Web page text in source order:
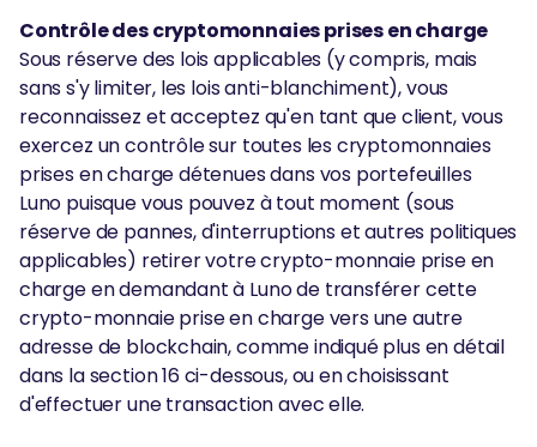
Contrôle des cryptomonnaies prises en charge
Sous réserve des lois applicables (y compris, mais
sans s'y limiter, les lois anti-blanchiment), vous
reconnaissez et acceptez qu'en tant que client, vous
exercez un contrôle sur toutes les cryptomonnaies
prises en charge détenues dans vos portefeuilles
Luno puisque vous pouvez à tout moment (sous
réserve de pannes, d'interruptions et autres politiques
applicables) retirer votre crypto-monnaie prise en
charge en demandant à Luno de transférer cette
crypto-monnaie prise en charge vers une autre
adresse de blockchain, comme indiqué plus en détail
dans la section 16 ci-dessous, ou en choisissant
d'effectuer une transaction avec elle.